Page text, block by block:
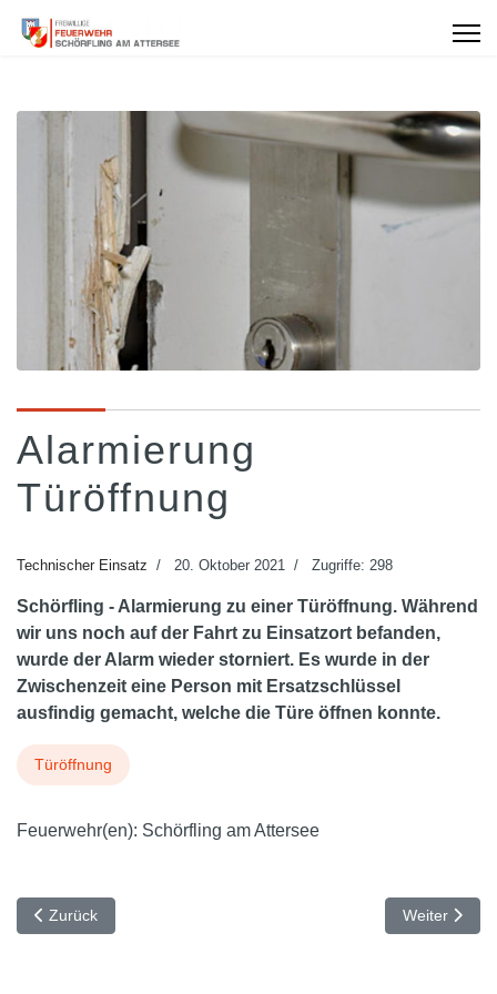
Alarmierung
Türöffnung
Technischer Einsatz 20. Oktober 2021 Zugriffe: 298
Schörfling - Alarmierung zu einer Türöffnung. Während
wir uns noch auf der Fahrt zu Einsatzort befanden,
wurde der Alarm wieder storniert. Es wurde in der
Zwischenzeit eine Person mit Ersatzschlüssel
ausfindig gemacht, welche die Türe öffnen konnte.
Türöffnung
Feuerwehr(en): Schörfling am Attersee
Vorheriger Beitrag: Personensuche am Attersee
Zurück Nächster
Weiter